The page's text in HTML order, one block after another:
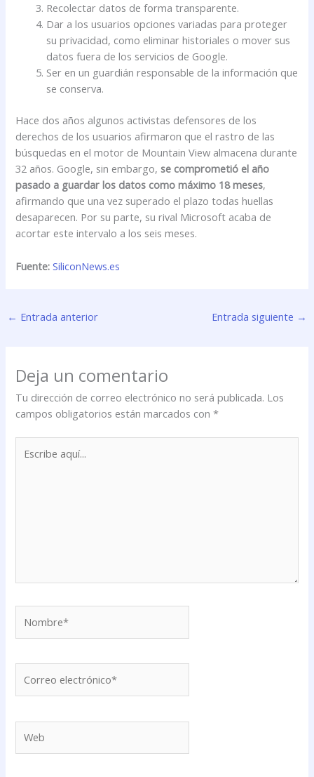
Recolectar datos de forma transparente.
Dar a los usuarios opciones variadas para proteger
su privacidad, como eliminar historiales o mover sus
datos fuera de los servicios de Google.
Ser en un guardián responsable de la información que
se conserva.
Hace dos años algunos activistas defensores de los
derechos de los usuarios afirmaron que el rastro de las
búsquedas en el motor de Mountain View almacena durante
32 años. Google, sin embargo,se comprometió el año
pasado a guardar los datos como máximo 18 meses,
afirmando que una vez superado el plazo todas huellas
desaparecen. Por su parte, su rival Microsoft acaba de
acortar este intervalo a los seis meses.
Fuente:SiliconNews.es
← Entrada anterior Entrada siguiente →
Deja un comentario
Tu dirección de correo electrónico no será publicada. Los
campos obligatorios están marcados con*
aquí...
electrónico*